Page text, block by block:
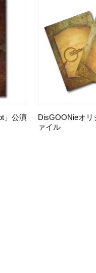
」公演
DisGOONieオリ
ァイル